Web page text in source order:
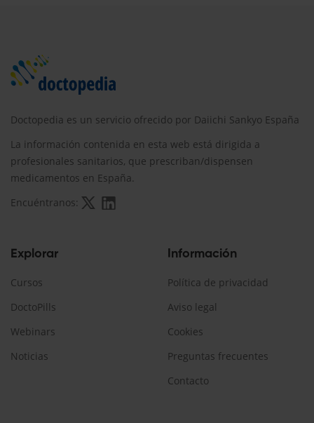
Doctopedia es un servicio ofrecido por Daiichi Sankyo España
La información contenida en esta web está dirigida a
profesionales sanitarios, que prescriban/dispensen
medicamentos en España.
Encuéntranos:
Explorar
Cursos
DoctoPills
Webinars
Noticias
Información
Política de privacidad
Aviso legal
Cookies
Preguntas frecuentes
Contacto